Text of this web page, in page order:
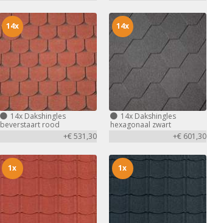
14xDakshingles
beverstaart rood
+€ 531,30
14x
14xDakshingles
hexagonaal zwart
+€ 601,30
14x
1x 1x